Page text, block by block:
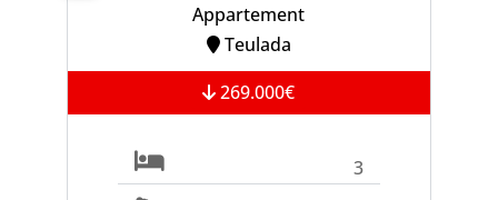
Appartement
Teulada
269.000€
3